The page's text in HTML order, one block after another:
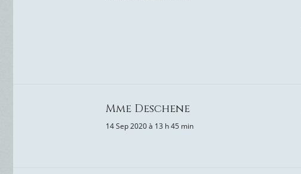
Mme Deschene
14 Sep 2020 à 13 h 45 min